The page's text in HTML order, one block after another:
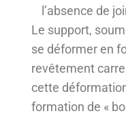
l’absence de
Le support,
se déformer en
revêtement
cette
formation de «